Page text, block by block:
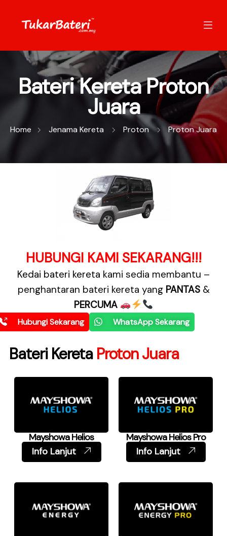
Bateri Kereta Proton
Juara
Home Jenama Kereta Proton Proton Juara
HUBUNGI KAMI SEKARANG!!!
Kedai bateri kereta kami sedia membantu –
penghantaran bateri kereta yang PANTAS&
PERCUMA
Hubungi Sekarang WhatsApp Sekarang
Bateri Kereta Proton Juara
Mayshowa Helios
Info Lanjut
Mayshowa Helios Pro
Info Lanjut